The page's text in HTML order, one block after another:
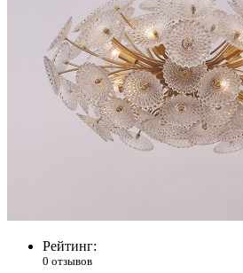
Рейтинг:
0 отзывов